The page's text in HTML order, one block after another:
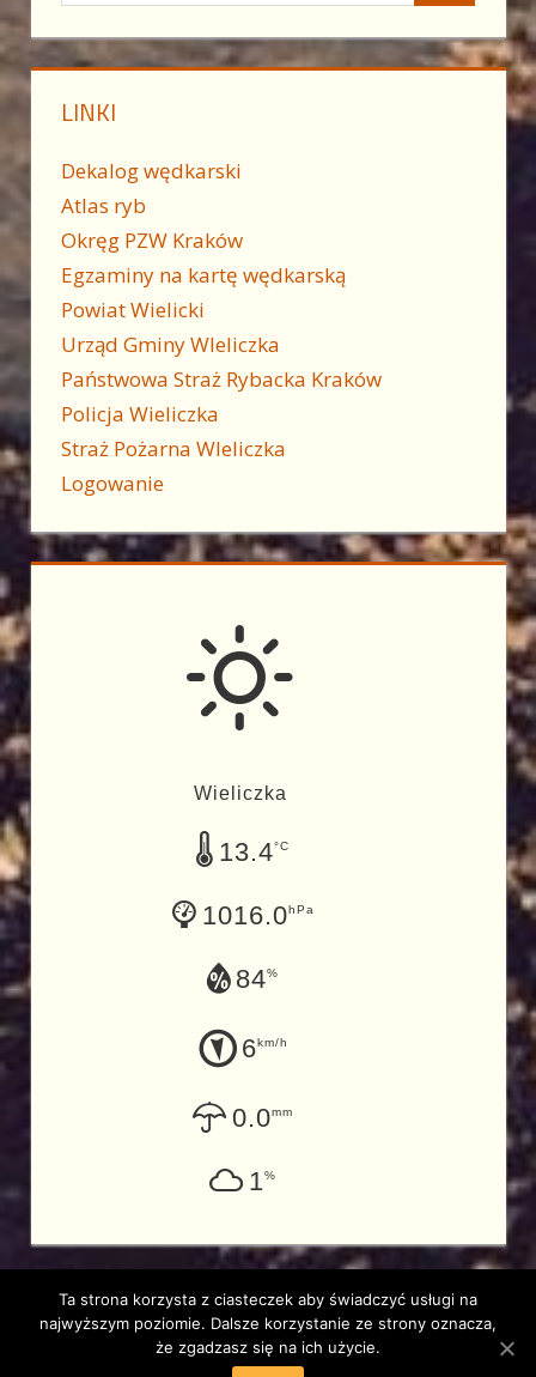
LINKI
Dekalog wędkarski
Atlas ryb
Okręg PZW Kraków
Egzaminy na kartę wędkarską
Powiat Wielicki
Urząd Gminy WIeliczka
Państwowa Straż Rybacka Kraków
Policja Wieliczka
Straż Pożarna WIeliczka
Logowanie
Wieliczka
13.4°C
1016.0hPa
84%
6km/h
0.0mm
1%
Copyright 2017 by PZW Wieliczka | Designed byŁukasz
WordPressand
Ta strona korzysta z ciasteczek aby świadczyć usługi na
najwyższym poziomie. Dalsze korzystanie ze strony oznacza,
że zgadzasz się na ich użycie.